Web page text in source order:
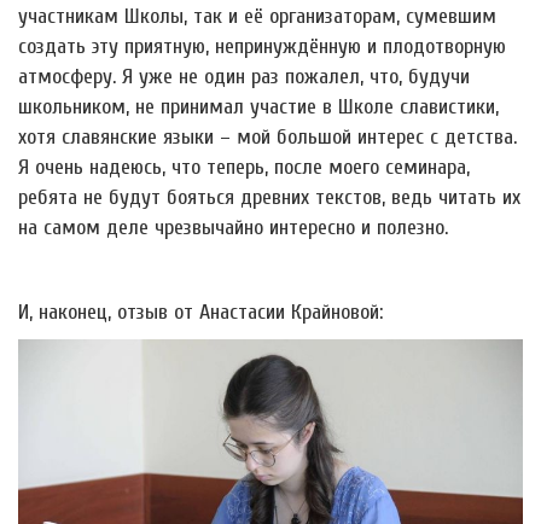
участникам Школы, так и её организаторам, сумевшим
создать эту приятную, непринуждённую и плодотворную
атмосферу. Я уже не один раз пожалел, что, будучи
школьником, не принимал участие в Школе славистики,
хотя славянские языки – мой большой интерес с детства.
Я очень надеюсь, что теперь, после моего семинара,
ребята не будут бояться древних текстов, ведь читать их
на самом деле чрезвычайно интересно и полезно.
И, наконец, отзыв от Анастасии Крайновой: